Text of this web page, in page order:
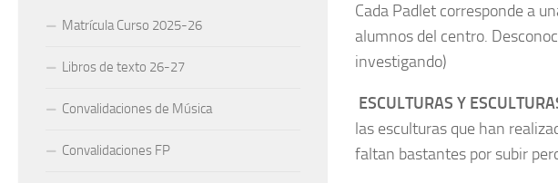
Cada Padlet corresponde a
alumnos del centro.
investigando)
ESCULTURAS Y
las esculturas que han
faltan bastantes por subir
Matrícula Curso 2025-26
Libros de texto 26-27
Convalidaciones de Música
Convalidaciones FP